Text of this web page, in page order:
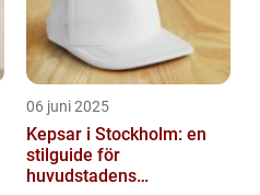
06 juni 2025
Kepsar i Stockholm: en
stilguide för
huvudstadens